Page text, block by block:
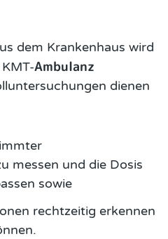
dem Krankenhaus wird
Ambulanz
dienen
messen und die Dosis
sowie
rechtzeitig erkennen